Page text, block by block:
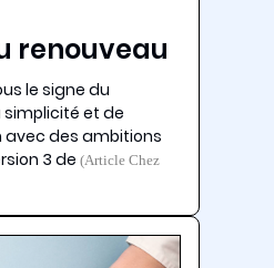
renouveau
le signe du
simplicité et de
avec des ambitions
3 de(Article Chez